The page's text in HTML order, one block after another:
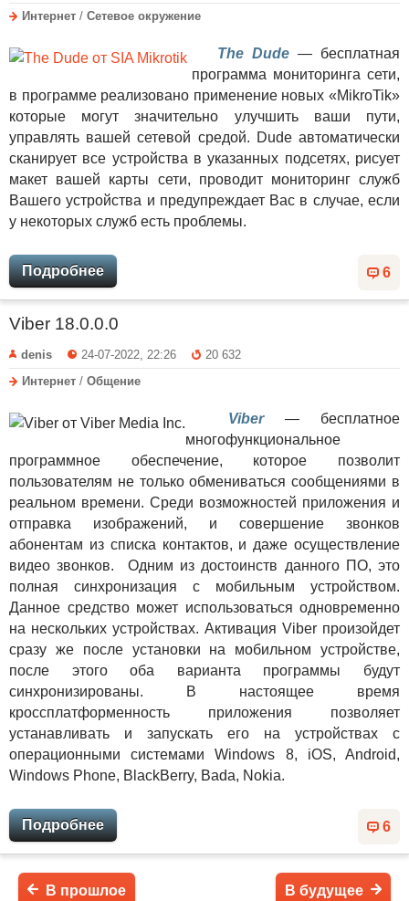
Интернет / Сетевое окружение
The Dude— бесплатная
программа мониторинга сети,
в программе реализовано применение новых «MikroTik»
которые могут значительно улучшить ваши пути,
управлять вашей сетевой средой. Dude автоматически
сканирует все устройства в указанных подсетях, рисует
макет вашей карты сети, проводит мониторинг служб
Вашего устройства и предупреждает Вас в случае, если
у некоторых служб есть проблемы.
6
Подробнее
Viber 18.0.0.0
denis 24-07-2022, 22:26
20 632
Интернет / Общение
Viber— бесплатное
многофункциональное
программное обеспечение, которое позволит
пользователям не только обмениваться сообщениями в
реальном времени. Среди возможностей приложения и
отправка изображений, и совершение звонков
абонентам из списка контактов, и даже осуществление
видео звонков. Одним из достоинств данного ПО, это
полная синхронизация с мобильным устройством.
Данное средство может использоваться одновременно
на нескольких устройствах. Активация Viber произойдет
сразу же после установки на мобильном устройстве,
после этого оба варианта программы будут
синхронизированы. В настоящее время
кроссплатформенность приложения позволяет
устанавливать и запускать его на устройствах с
операционными системами Windows 8, iOS, Android,
Windows Phone, BlackBerry, Bada, Nokia.
6
Подробнее
В будущее
В прошлое